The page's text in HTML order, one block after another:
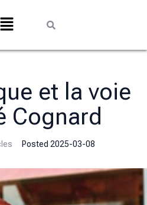
et la voie
Cognard
Posted 2025-03-08